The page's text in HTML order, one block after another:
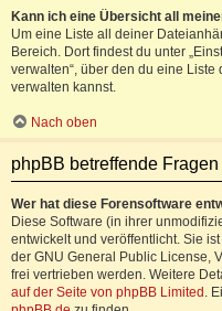
Kann ich eine Übersicht all
Um eine Liste all deiner
Bereich. Dort findest du unter
verwalten“, über den du eine
verwalten kannst.
Nach oben
phpBB betreffende Fragen
Wer hat diese Forensoftware
Diese Software (in ihrer
entwickelt und veröffentlicht. Sie
der GNU General Public License,
frei vertrieben werden. Weitere
auf der Seite von phpBB Limited .